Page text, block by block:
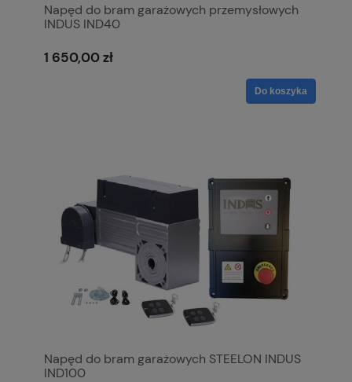
Napęd do bram garażowych przemysłowych
INDUS IND40
1 650,00 zł
Do koszyka
Napęd do bram garażowych STEELON INDUS
IND100